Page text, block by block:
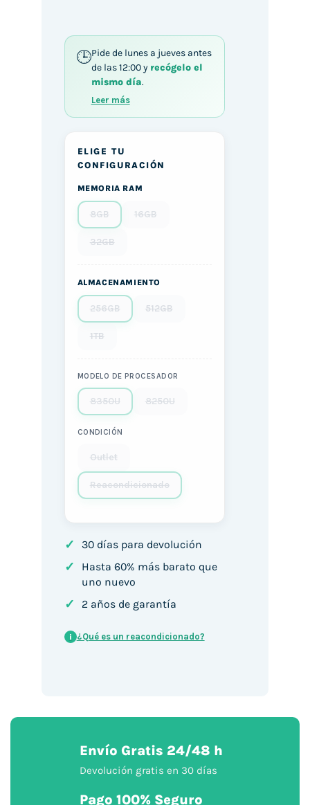
Pide de lunes a jueves antes
de las 12:00 y recógelo el
mismo día.
Leer más
ELIGE TU
CONFIGURACIÓN
MEMORIA RAM
8GB 16GB
32GB
ALMACENAMIENTO
256GB 512GB
1TB
MODELO DE PROCESADOR
8350U 8250U
CONDICIÓN
Outlet
Reacondicionado
✓ 30 días para devolución
✓
Hasta 60% más barato que
uno nuevo
✓ 2 años de garantía
i ¿Qué es un reacondicionado?
Envío Gratis 24/48 h
Devolución gratis en 30 días
Pago 100% Seguro